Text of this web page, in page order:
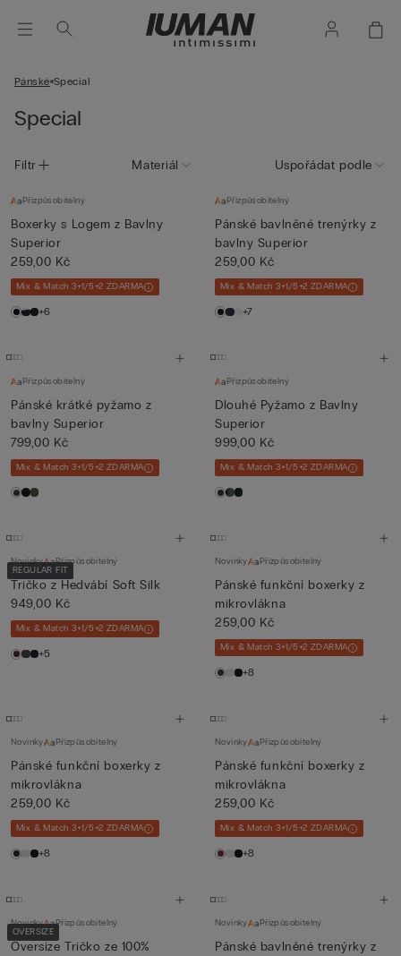
Pánské Special
Special
Filtr Materiál Uspořádat podle
Přizpůsobitelný
Boxerky s Logem z Bavlny
Superior
259,00 Kč
Mix & Match 3+1/5+2 ZDARMA
+6
Přizpůsobitelný
Pánské bavlněné trenýrky z
bavlny Superior
259,00 Kč
Mix & Match 3+1/5+2 ZDARMA
+7
Přizpůsobitelný
Pánské krátké pyžamo z
bavlny Superior
799,00 Kč
Mix & Match 3+1/5+2 ZDARMA
Přizpůsobitelný
Dlouhé Pyžamo z Bavlny
Superior
999,00 Kč
Mix & Match 3+1/5+2 ZDARMA
REGULAR FIT
Novinky Přizpůsobitelný
Tričko z Hedvábí Soft Silk
949,00 Kč
Mix & Match 3+1/5+2 ZDARMA
+5
Novinky Přizpůsobitelný
Pánské funkční boxerky z
mikrovlákna
259,00 Kč
Mix & Match 3+1/5+2 ZDARMA
+8
Novinky Přizpůsobitelný
Pánské funkční boxerky z
mikrovlákna
259,00 Kč
Mix & Match 3+1/5+2 ZDARMA
+8
Novinky Přizpůsobitelný
Pánské funkční boxerky z
mikrovlákna
259,00 Kč
Mix & Match 3+1/5+2 ZDARMA
+8
OVERSIZE
Novinky Přizpůsobitelný
Oversize Tričko ze 100%
Novinky Přizpůsobitelný
Pánské bavlněné trenýrky z